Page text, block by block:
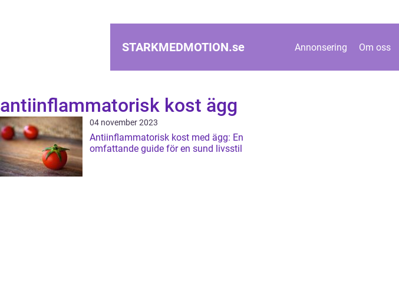
STARKMEDMOTION.se Annonsering Om oss
antiinflammatorisk kost ägg
04 november 2023
Antiinflammatorisk kost med ägg: En
omfattande guide för en sund livsstil